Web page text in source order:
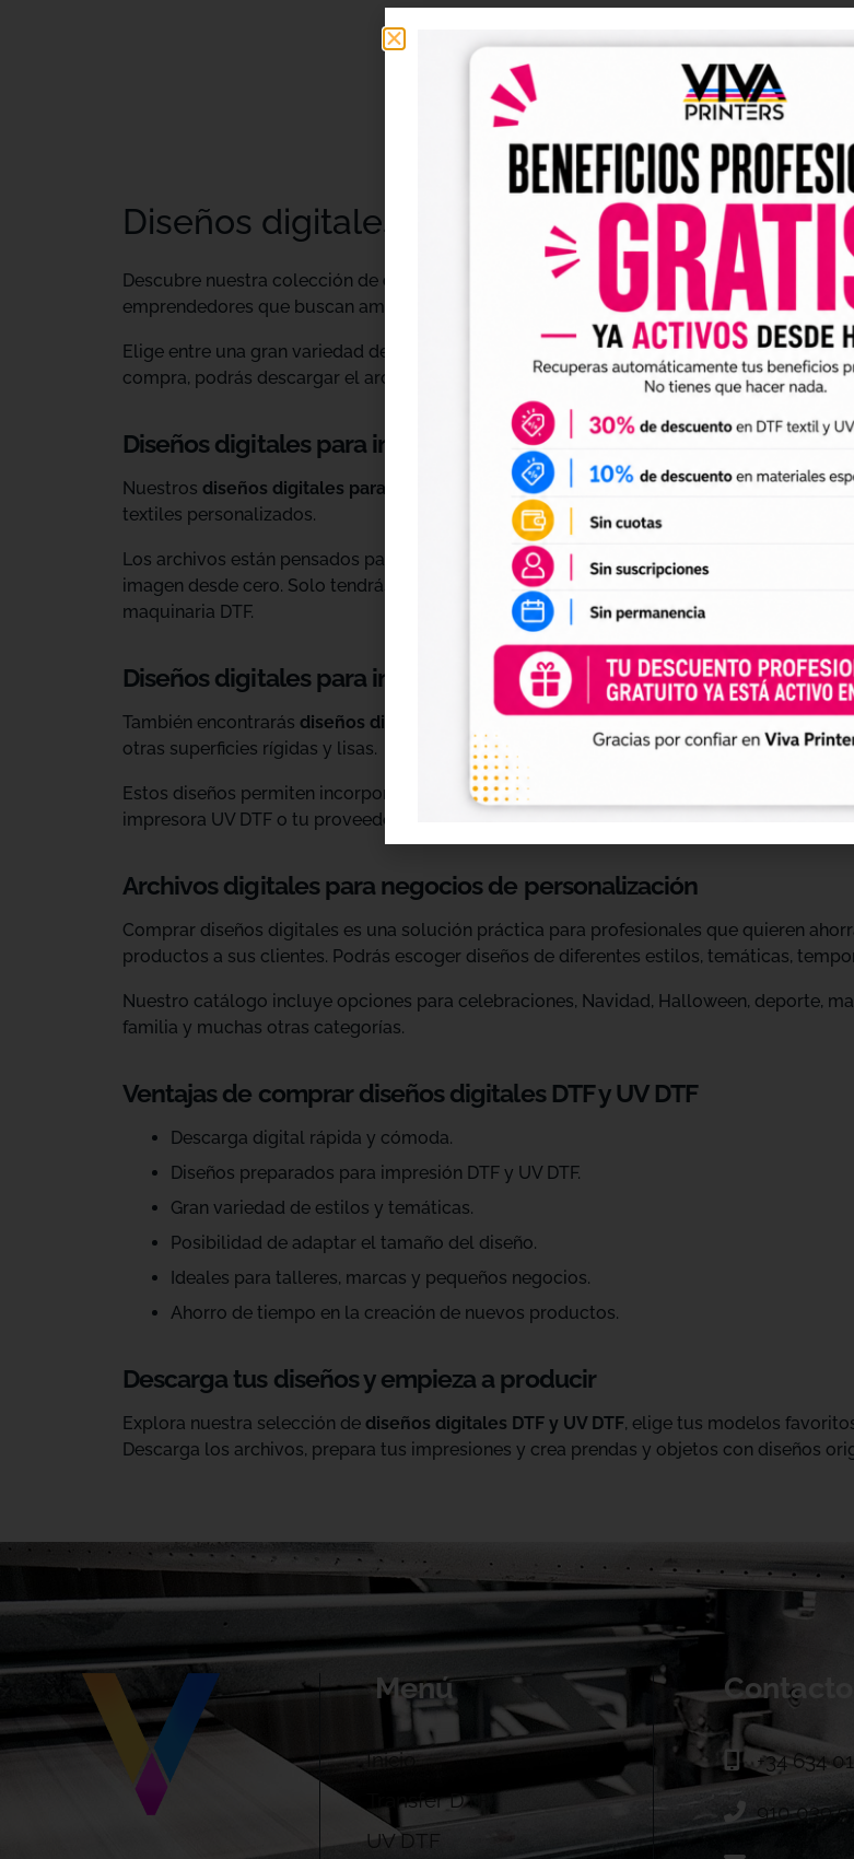
DESCRIPCIÓN
Diseños digitales DTF y UV DTF listos para
Descubre nuestra colección de diseños digitales DTF y UV DTF
, creados para talleres
emprendedores que buscan ampliar su catálogo de forma rápida y sencilla.
Elige entre una gran variedad de diseños individuales y archivos digitales preparados
compra, podrás descargar el archivo y utilizarlo en tus trabajos de impresión DTF o UV
Diseños digitales para impresión DTF textil
Nuestros diseños digitales para DTF
son ideales para crear camisetas, sudaderas,
textiles personalizados.
Los archivos están pensados para facilitar la preparación de tus impresiones y
imagen desde cero. Solo tendrás que adaptar el tamaño a tus necesidades, preparar
maquinaria DTF.
Diseños digitales para impresión UV DTF
También encontrarás diseños digitales para UV DTF, perfectos para personalizar vasos,
otras superficies rígidas y lisas.
Estos diseños permiten incorporar nuevas opciones a tu catálogo de personalización
impresora UV DTF o tu proveedor habitual de impresión.
Archivos digitales para negocios de personalización
Comprar diseños digitales es una solución práctica para profesionales que quieren
productos a sus clientes. Podrás escoger diseños de diferentes estilos, temáticas,
Nuestro catálogo incluye opciones para celebraciones, Navidad, Halloween, deporte,
familia y muchas otras categorías.
Ventajas de comprar diseños digitales DTF y UV DTF
Descarga digital rápida y cómoda.
Diseños preparados para impresión DTF y UV DTF.
Gran variedad de estilos y temáticas.
Posibilidad de adaptar el tamaño del diseño.
Ideales para talleres, marcas y pequeños negocios.
Ahorro de tiempo en la creación de nuevos productos.
Descarga tus diseños y empieza a producir
Explora nuestra selección de diseños digitales DTF y UV DTF, elige tus modelos
Descarga los archivos, prepara tus impresiones y crea prendas y objetos con diseños
Menú
Inicio
Transfer DTF
UV DTF
Contacto
+34 634
910 039